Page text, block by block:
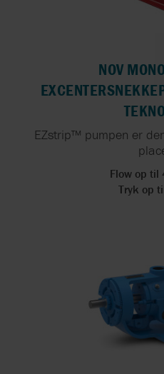
NOV
EZstrip™ pumpen er
Flow op til
Tryk op